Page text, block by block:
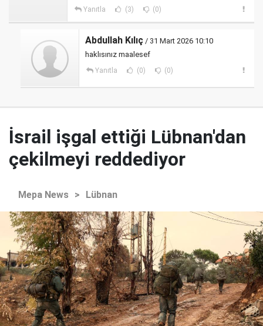
Yanıtla (3) (0)
Abdullah Kılıç / 31 Mart 2026 10:10
haklısınız maalesef
Yanıtla (0) (0)
İsrail işgal ettiği Lübnan'dan
çekilmeyi reddediyor
Mepa News > Lübnan